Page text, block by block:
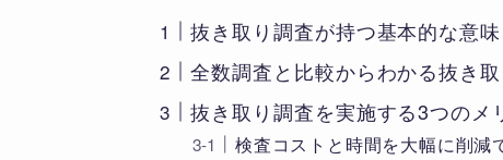
抜き取り調査が持つ基本的な意味
全数調査と比較からわかる抜き
抜き取り調査を実施する3つのメ
検査コストと時間を大幅に削減